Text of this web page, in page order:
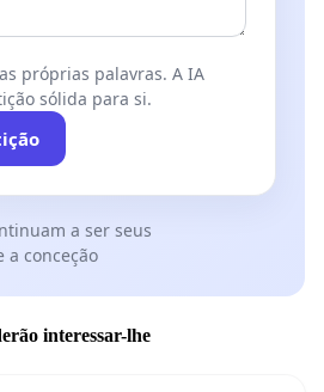
próprias palavras. A IA
sólida para si.
a ser seus
a conceção
interessar-lhe